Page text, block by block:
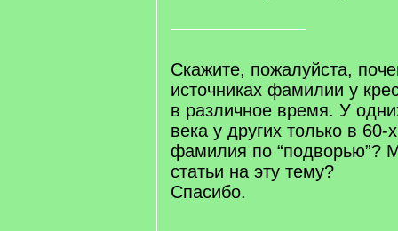
Скажите, пожалуйста,
источниках фамилии у
в различное время. У
века у других только в 60-
фамилия по “подворью”?
статьи на эту тему?
Спасибо.